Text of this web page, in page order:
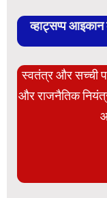
व्हाट्सप्प
स्वतंत्र और सच्ची
और राजनैतिक